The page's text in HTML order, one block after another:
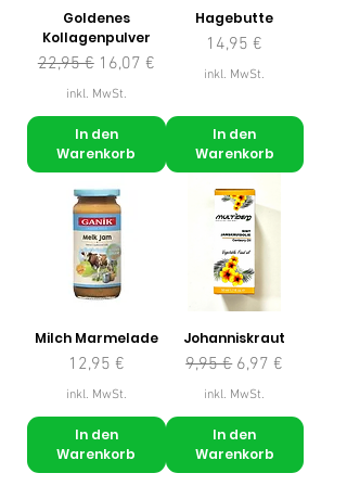
Goldenes
Kollagenpulver
Standardpreis
22,95 € Sale-Preis
16,07 €
inkl. MwSt.
In den
Warenkorb
Hagebutte
Preis
14,95 €
inkl. MwSt.
In den
Warenkorb
Milch Marmelade
Preis
12,95 €
inkl. MwSt.
In den
Warenkorb
Johanniskraut
Standardpreis
9,95 € Sale-Preis
6,97 €
inkl. MwSt.
In den
Warenkorb